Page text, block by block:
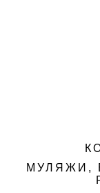
МУЛЯЖИ,